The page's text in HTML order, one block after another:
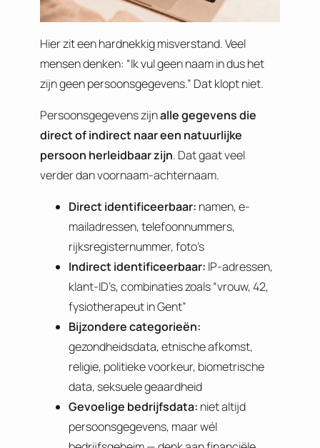
Hier zit een hardnekkig misverstand. Veel
mensen denken: “Ik vul geen naam in dus het
zijn geen persoonsgegevens.” Dat klopt niet.
Persoonsgegevens zijnalle gegevens die
direct of indirect naar een natuurlijke
persoon herleidbaar zijn. Dat gaat veel
verder dan voornaam-achternaam.
Direct identificeerbaar: namen, e-
mailadressen, telefoonnummers,
rijksregisternummer, foto’s
Indirect identificeerbaar: IP-adressen,
klant-ID’s, combinaties zoals “vrouw, 42,
fysiotherapeut in Gent”
Bijzondere categorieën:
gezondheidsdata, etnische afkomst,
religie, politieke voorkeur, biometrische
data, seksuele geaardheid
Gevoelige bedrijfsdata: niet altijd
persoonsgegevens, maar wél